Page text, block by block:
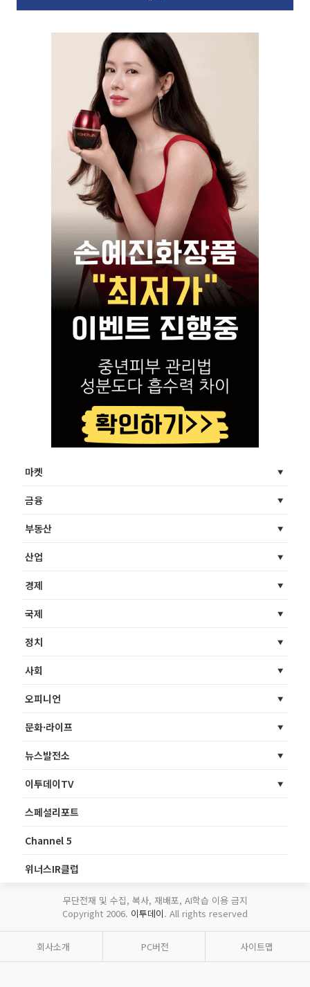
마켓
금융
부동산
산업
경제
국제
정치
사회
오피니언
문화·라이프
뉴스발전소
이투데이TV
스페셜리포트
Channel 5
위너스IR클럽
무단전재 및 수집, 복사, 재배포, AI학습 이용 금지
Copyright 2006. 이투데이. All rights reserved
회사소개 PC버전 사이트맵